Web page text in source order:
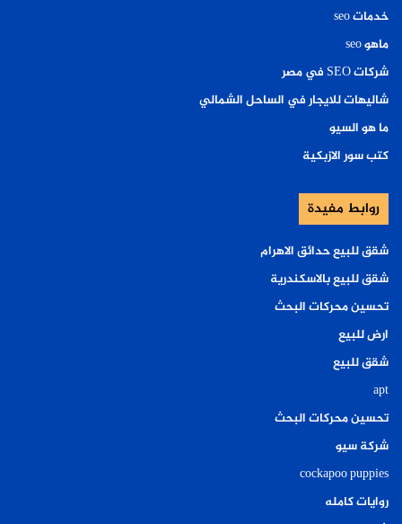
خدمات seo
ماهو seo
شركات SEO في مصر
شاليهات للايجار في الساحل الشمالي
ما هو السيو
كتب سور الازبكية
روابط مفيدة
شقق للبيع حدائق الاهرام
شقق للبيع بالاسكندرية
تحسين محركات البحث
ارض للبيع
شقق للبيع
apt
تحسين محركات البحث
شركة سيو
cockapoo puppies
روايات كامله